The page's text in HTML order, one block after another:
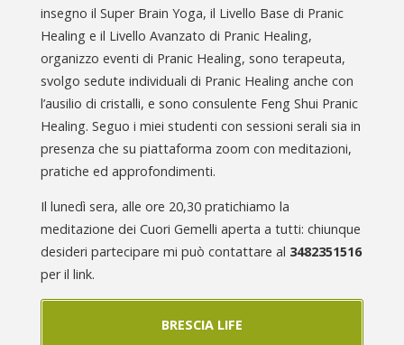
insegno il Super Brain Yoga, il Livello Base di Pranic
Healing e il Livello Avanzato di Pranic Healing,
organizzo eventi di Pranic Healing, sono terapeuta,
svolgo sedute individuali di Pranic Healing anche con
l’ausilio di cristalli, e sono consulente Feng Shui Pranic
Healing. Seguo i miei studenti con sessioni serali sia in
presenza che su piattaforma zoom con meditazioni,
pratiche ed approfondimenti.
Il lunedì sera, alle ore 20,30 pratichiamo la
meditazione dei Cuori Gemelli aperta a tutti: chiunque
desideri partecipare mi può contattare al 3482351516
per il link.
BRESCIA LIFE